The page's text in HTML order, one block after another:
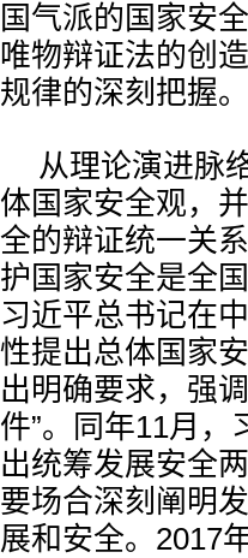
国气派的国家安
唯物辩证法的创
规律的深刻把握。
从理论演进脉
体国家安全观，
全的辩证统一关
护国家安全是全
习近平总书记在
性提出总体国家
出明确要求，强
件”。同年11月
出统筹发展安全
要场合深刻阐明
展和安全。2017